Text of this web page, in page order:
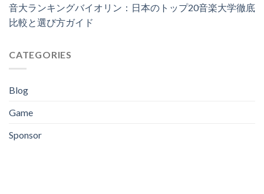
音大ランキングバイオリン：日本のトップ20音楽大学徹底
比較と選び方ガイド
CATEGORIES
Blog
Game
Sponsor